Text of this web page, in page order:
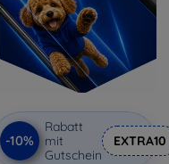
-10%
Rabatt
mit
Gutschein
EXTRA10